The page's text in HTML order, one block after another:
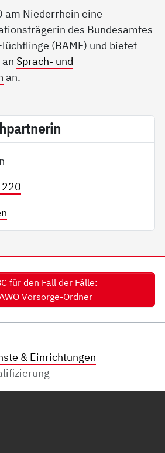
am Niederrhein eine
des Bundesamtes
(BAMF) und bietet
Sprach- und
an.
für den Fall der Fälle:
Vorsorge-Ordner
& Einrichtungen